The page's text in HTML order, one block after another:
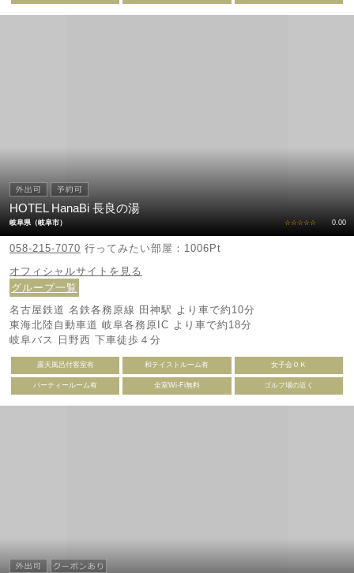
HOTEL HanaBi 長良の湯
岐阜県（岐阜市） ☆☆☆☆☆ 0.00
058-215-7070 行ってみたい部屋：1006Pt
オフィシャルサイトを見る
グループ一覧
名古屋鉄道 名鉄各務原線 田神駅 より車で約10分
東海北陸自動車道 岐阜各務原IC より車で約18分
岐阜バス 日野西 下車徒歩４分
露天風呂付客室有 和テイストルーム有 女子会ＯＫ
パーティールーム有 全室Wi-Fi無料 ゴルフ場の近く